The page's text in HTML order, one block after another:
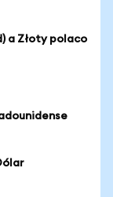
a Złoty polaco